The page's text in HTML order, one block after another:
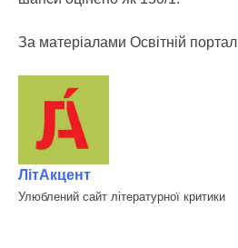
За матеріалами Освітній портал
ЛітАкцент
Улюблений сайт літературної критики